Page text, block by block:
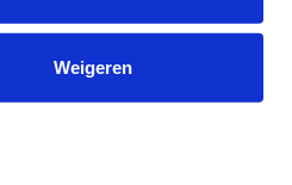
Weigeren